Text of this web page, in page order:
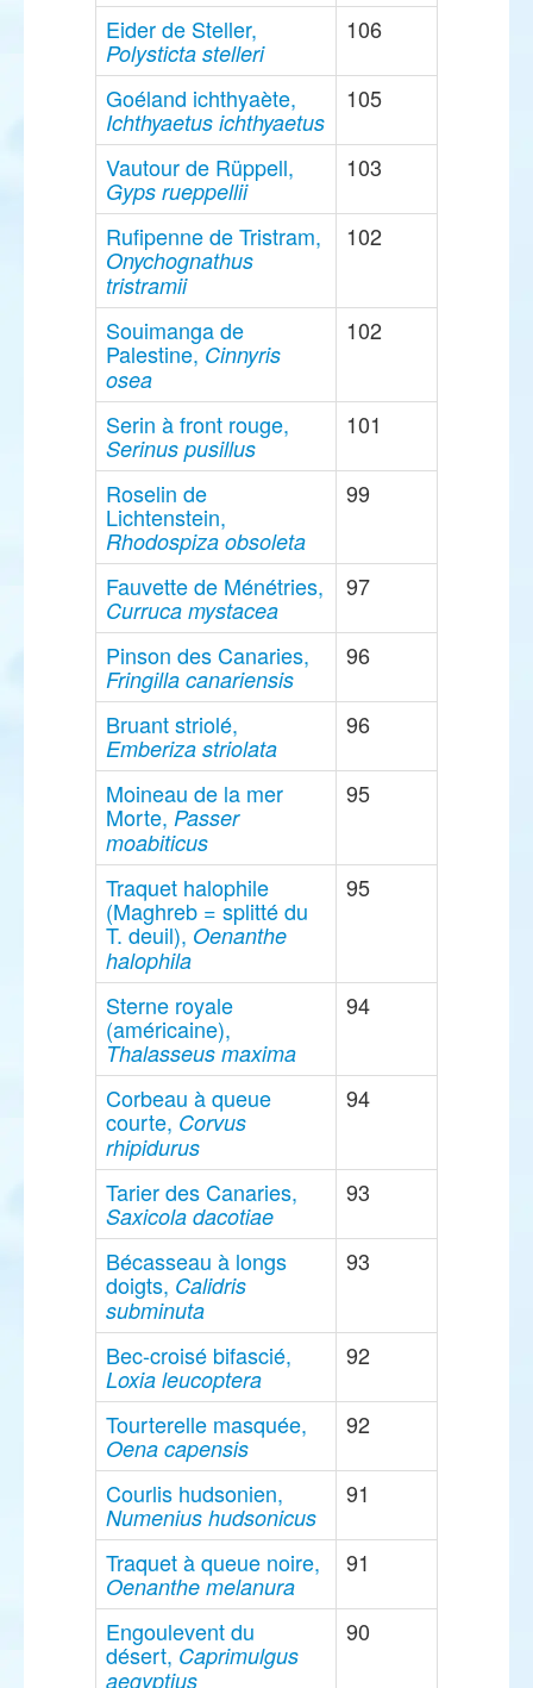
Eider de Steller,
Polysticta stelleri
106
Goéland ichthyaète,
Ichthyaetus ichthyaetus
105
Vautour de Rüppell,
Gyps rueppellii
103
Rufipenne de Tristram,
Onychognathus
tristramii
102
Souimanga de
Palestine, Cinnyris
osea
102
Serin à front rouge,
Serinus pusillus
101
Roselin de
Lichtenstein,
Rhodospiza obsoleta
99
Fauvette de Ménétries,
Curruca mystacea
97
Pinson des Canaries,
Fringilla canariensis
96
Bruant striolé,
Emberiza striolata
96
Moineau de la mer
Morte, Passer
moabiticus
95
Traquet halophile
(Maghreb = splitté du
T. deuil), Oenanthe
halophila
95
Sterne royale
(américaine),
Thalasseus maxima
94
Corbeau à queue
courte, Corvus
rhipidurus
94
Tarier des Canaries,
Saxicola dacotiae
93
Bécasseau à longs
doigts, Calidris
subminuta
93
Bec-croisé bifascié,
Loxia leucoptera
92
Tourterelle masquée,
Oena capensis
92
Courlis hudsonien,
Numenius hudsonicus
91
Traquet à queue noire,
Oenanthe melanura
91
Engoulevent du
désert, Caprimulgus
aegyptius
90